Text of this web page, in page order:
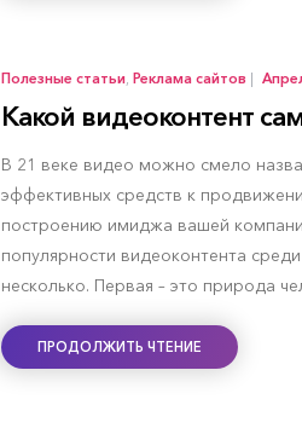
Полезные статьи, Реклама сайтов |
Какой видеоконтент
В 21 веке видео можно смело
эффективных средств к
построению имиджа вашей
популярности видеоконтента
несколько. Первая – это природа
ПРОДОЛЖИТЬ ЧТЕНИЕ